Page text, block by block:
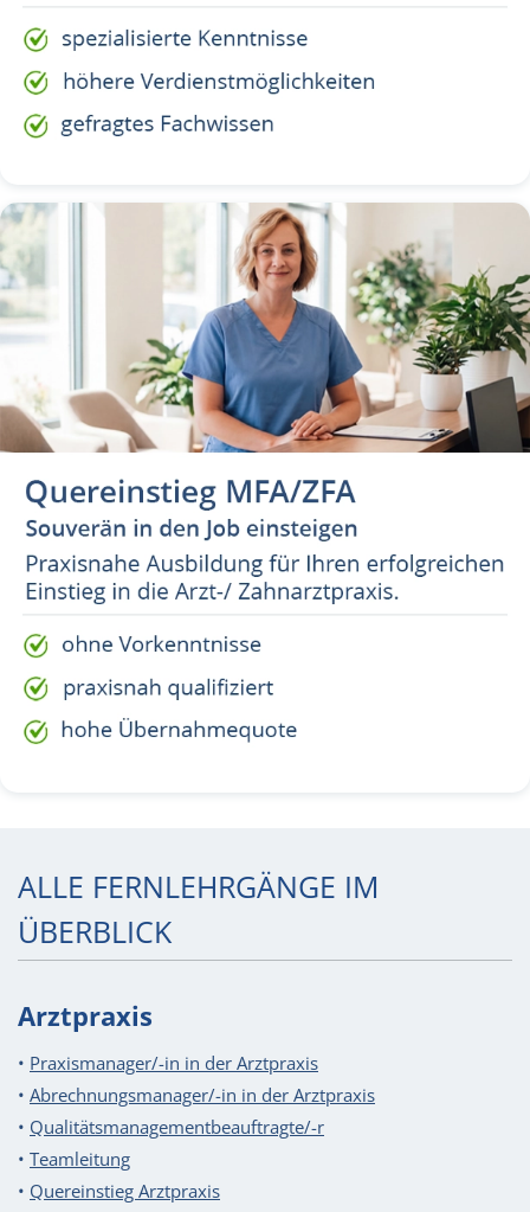
ALLE FERNLEHRGÄNGE IM
ÜBERBLICK
Arztpraxis
• Praxismanager/-in in der Arztpraxis
• Abrechnungsmanager/-in in der Arztpraxis
• Qualitätsmanagement­beauftragte/-r
• Teamleitung
• Quereinstieg Arztpraxis